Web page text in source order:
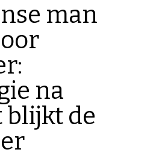
man
na
blijkt de